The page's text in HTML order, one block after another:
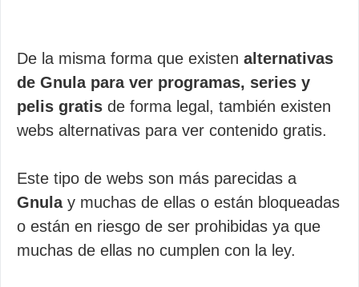
De la misma forma que existen alternativas
de Gnula para ver programas, series y
pelis gratis de forma legal, también existen
webs alternativas para ver contenido gratis.
Este tipo de webs son más parecidas a
Gnulay muchas de ellas o están bloqueadas
o están en riesgo de ser prohibidas ya que
muchas de ellas no cumplen con la ley.